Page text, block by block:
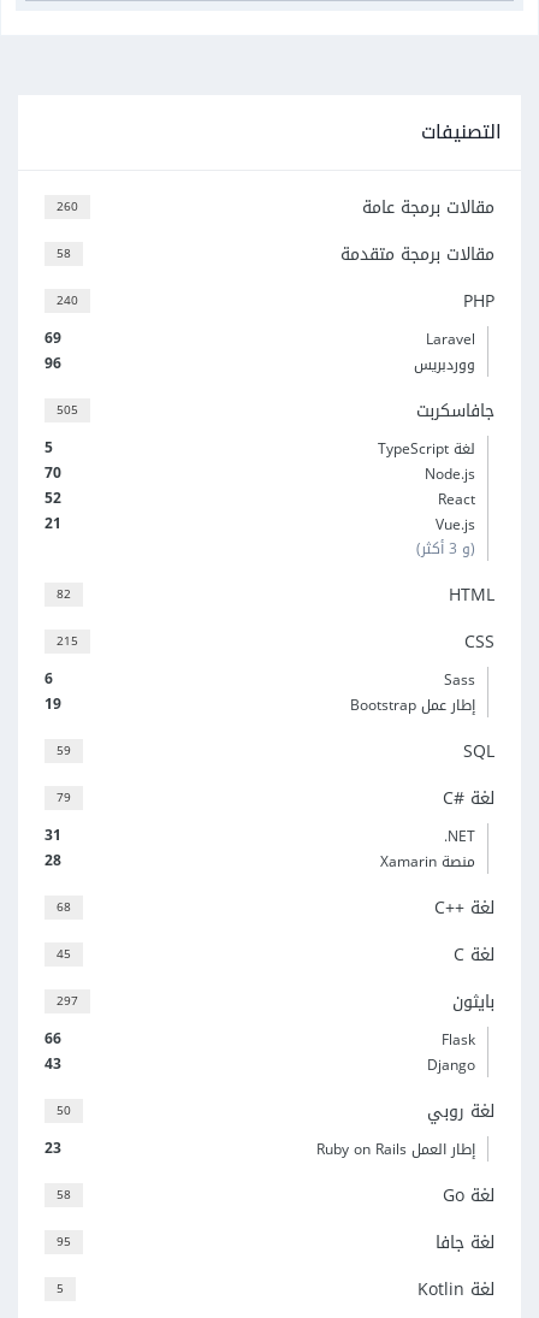
التصنيفات
260 مقالات برمجة عامة
58 مقالات برمجة متقدمة
240 PHP
69
Laravel
96
ووردبريس
505 جافاسكربت
5
لغة TypeScript
70
Node.js
52
React
21
Vue.js
(و 3 أكثر)
82 HTML
215 CSS
6
Sass
19
إطار عمل Bootstrap
59 SQL
79 لغة C#‎
31
‎.NET
28
منصة Xamarin
68 لغة C++‎
45 لغة C
297 بايثون
66
Flask
43
Django
50 لغة روبي
23 إطار العمل Ruby on Rails
58 لغة Go
95 لغة جافا
5 لغة Kotlin